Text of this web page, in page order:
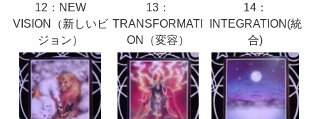
12：NEW
VISION（新しいビ
ジョン）
13：
TRANSFORMATI
ON（変容）
14：
INTEGRATION(統
合)